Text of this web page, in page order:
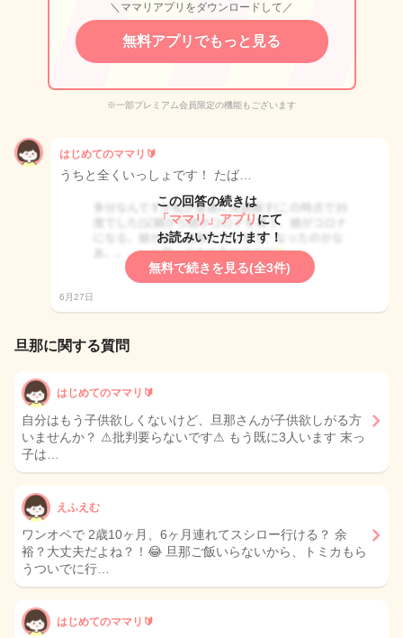
＼ママリアプリをダウンロードして／
無料アプリでもっと見る
※一部プレミアム会員限定の機能もございます
はじめてのママリ🔰
うちと全くいっしょです！ たば…
この回答の続きは
「ママリ」アプリ にて
お読みいただけます！
無料で続きを見る(全3件)
6月27日
旦那に関する質問
はじめてのママリ🔰
自分はもう子供欲しくないけど、旦那さんが子供欲しがる方
いませんか？ ⚠︎批判要らないです⚠︎ もう既に3人います 末っ
子は…
えふえむ
ワンオペで 2歳10ヶ月、6ヶ月連れてスシロー行ける？ 余
裕？大丈夫だよね？！😂 旦那ご飯いらないから、トミカもら
うついでに行…
はじめてのママリ🔰